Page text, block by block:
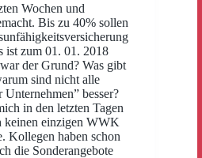
Wochen und
Bis zu 40% sollen
ist zum 01. 01. 2018
der Grund? Was gibt
sind nicht alle
Unternehmen” besser?
in den letzten Tagen
keinen einzigen WWK
Kollegen haben schon
die Sonderangebote